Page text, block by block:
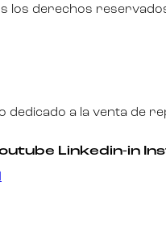
los derechos
dedicado a la venta de
Linkedin-in